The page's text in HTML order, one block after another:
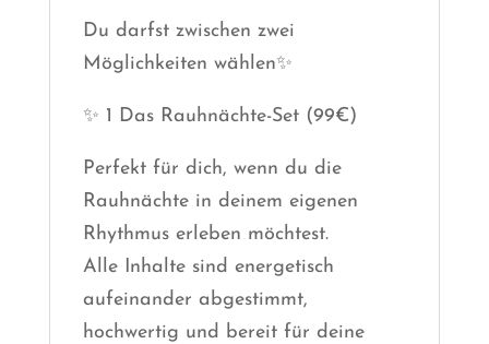
Du darfst zwischen zwei
Möglichkeiten wählen✨
✨ 1 Das Rauhnächte-Set (99€)
Perfekt für dich, wenn du die
Rauhnächte in deinem eigenen
Rhythmus erleben möchtest.
Alle Inhalte sind energetisch
aufeinander abgestimmt,
hochwertig und bereit für deine